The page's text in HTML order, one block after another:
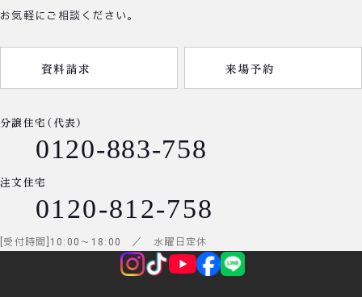
お気軽にご相談ください。
資料請求 来場予約
分譲住宅（代表）
0120-883-758
注文住宅
0120-812-758
受付時間 10:00 ～ 18:00 ／ 水曜日定休